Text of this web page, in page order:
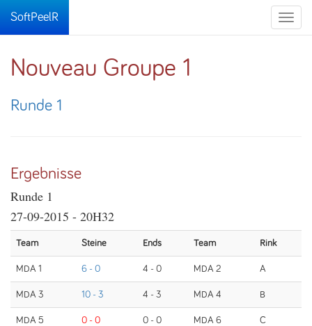
Toggle
SoftPeelR
Nouveau Groupe 1
Runde 1
Ergebnisse
Runde 1
27-09-2015 - 20H32
Team Steine Ends Team Rink
MDA 1 6 - 0 4 - 0 MDA 2 A
MDA 3 10 - 3 4 - 3 MDA 4 B
MDA 5 0 - 0 0 - 0 MDA 6 C